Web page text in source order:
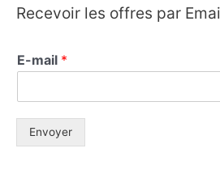
Recevoir les offres par
E-mail *
Envoyer